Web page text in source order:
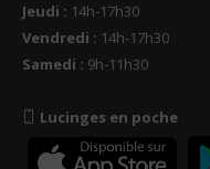
Jeudi : 14h-17h30
Vendredi : 14h-17h30
Samedi : 9h-11h30
Lucinges en poche